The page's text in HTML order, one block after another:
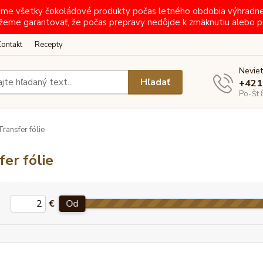
všetky čokoládové produkty počas letného obdobia
garantovať, že počas prepravy nedôjde k zmäknutiu alebo
Recepty
Hľadať
Po-Št
fólie
fólie
€ Od